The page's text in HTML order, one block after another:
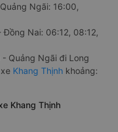
Ngãi: 16:00,
Đồng Nai: 06:12, 08:12,
Quảng Ngãi đi Long
Khang Thịnh khoảng:
Khang Thịnh